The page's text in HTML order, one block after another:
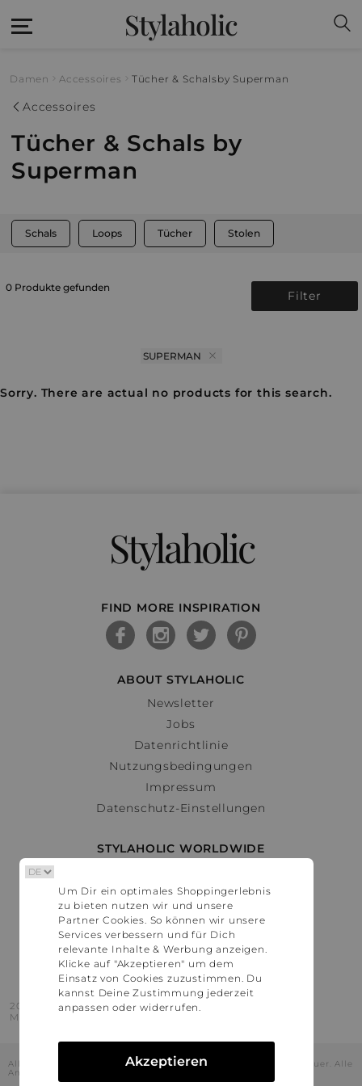
Stylaholic
Damen Accessoires Tücher & Schalsby Superman
Accessoires
Tücher & Schals by
Superman
Schals Loops Tücher Stolen
0 Produkte gefunden
Filter
SUPERMAN
Sorry. There are actual no products for this search.
Stylaholic
FIND MORE INSPIRATION
ABOUT STYLAHOLIC
Newsletter
Jobs
Datenrichtlinie
Nutzungsbedingungen
Impressum
Datenschutz-Einstellungen
STYLAHOLIC WORLDWIDE
Österreich
Schweiz
France
United States
2016 - 2026 © Stylaholic.
Made for you with love in munich.
Alle Preise inkl. der jeweils geltenden gesetzlichen Mehrwertsteuer. Alle
Angaben ohne Gewähr.
Um Dir ein optimales Shoppingerlebnis
zu bieten nutzen wir und unsere
Partner Cookies. So können wir unsere
Services verbessern und für Dich
relevante Inhalte & Werbung anzeigen.
Klicke auf "Akzeptieren" um dem
Einsatz von Cookies zuzustimmen. Du
kannst Deine Zustimmung jederzeit
anpassen oder widerrufen.
Akzeptieren